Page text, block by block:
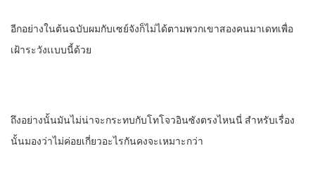
อีกอย่างในต้นฉบับ​ผมกับเซย์จัง​ก็ไม่ได้ตามพวกเขาสองคนมาเดทเพื่อ
เฝ้าระวังเเบบนี้ด้วย
ถึงอย่างนั้นมันไม่น่าจะกระทบกับโทโจวอินซังตรงไหนนี่​ สําหรับเรื่อง
นั้นมองว่าไม่ค่อยเกี่ยวอะไรกันคงจะเหมาะกว่า